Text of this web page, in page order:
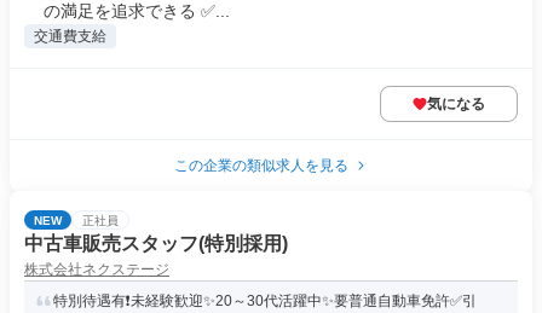
の満足を追求できる ✅...
交通費支給
気になる
この企業の類似求人を見る
NEW 正社員
中古車販売スタッフ(特別採用)
株式会社ネクステージ
特別待遇有❗未経験歓迎✨20～30代活躍中✨要普通自動車免許✅引